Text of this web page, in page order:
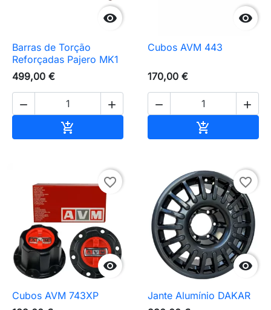

Barras de Torção
Reforçadas Pajero MK1
499,00 €
 


Cubos AVM 443
170,00 €
 


favorite_border
Cubos AVM 743XP

favorite_border
Jante Alumínio DAKAR